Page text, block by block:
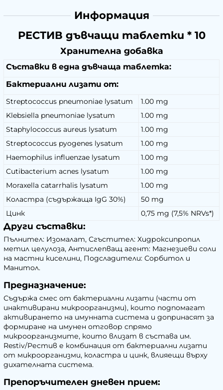
Информация
РЕСТИВ дъвчащи таблетки * 10
Хранителна добавка
Съставки в една дъвчаща таблетка:
Бактериални лизати от:
Streptococcus pneumoniae lysatum
1.00 mg
Klebsiella pneumoniae lysatum
1.00 mg
Staphylococcus aureus lysatum
1.00 mg
Streptococcus pyogenes lysatum
1.00 mg
Haemophilus influenzae lysatum
1.00 mg
Cutibacterium acnes lysatum
1.00 mg
Moraxella catarrhalis lysatum
1.00 mg
Коластра (съдържаща IgG 30%)
50 mg
Цинк
0,75 mg (7,5% NRVs*)
Други съставки:
Пълнител: Изомалат, Сгъстител: Хидроксипропил
метил целулоза, Антислепващ агент: Магнезиеви соли
на мастни киселини, Подсладители: Сорбитол и
Манитол.
Предназначение:
Съдържа смес от бактериални лизати (части от
инактивирани микроорганизми), които подпомагат
активирането на имунната система и допринасят за
формиране на имунен отговор спрямо
микроорганизмите, които влизат в състава им.
Restiv/Рестив е комбинация от бактериални лизати
от микроорганизми, коластра и цинк, влияещи върху
дихателната система.
Препоръчителен дневен прием: